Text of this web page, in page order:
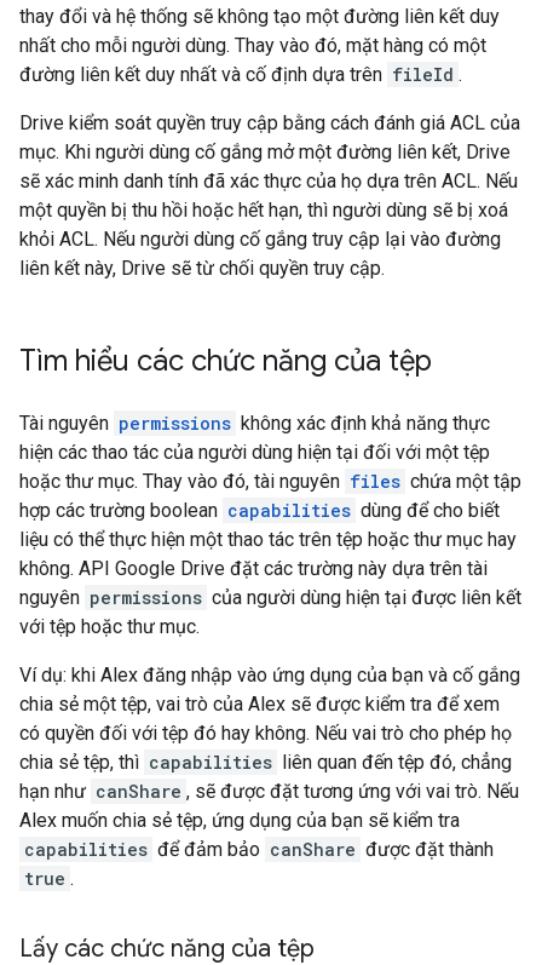
thay đổi và hệ thống sẽ không tạo một đường liên kết duy
nhất cho mỗi người dùng. Thay vào đó, mặt hàng có một
đường liên kết duy nhất và cố định dựa trên fileId .
Drive kiểm soát quyền truy cập bằng cách đánh giá ACL của
mục. Khi người dùng cố gắng mở một đường liên kết, Drive
sẽ xác minh danh tính đã xác thực của họ dựa trên ACL. Nếu
một quyền bị thu hồi hoặc hết hạn, thì người dùng sẽ bị xoá
khỏi ACL. Nếu người dùng cố gắng truy cập lại vào đường
liên kết này, Drive sẽ từ chối quyền truy cập.
Tìm hiểu các chức năng của tệp
Tài nguyên permissions không xác định khả năng thực
hiện các thao tác của người dùng hiện tại đối với một tệp
hoặc thư mục. Thay vào đó, tài nguyên files chứa một tập
hợp các trường boolean capabilities dùng để cho biết
liệu có thể thực hiện một thao tác trên tệp hoặc thư mục hay
không. API Google Drive đặt các trường này dựa trên tài
nguyên permissions của người dùng hiện tại được liên kết
với tệp hoặc thư mục.
Ví dụ: khi Alex đăng nhập vào ứng dụng của bạn và cố gắng
chia sẻ một tệp, vai trò của Alex sẽ được kiểm tra để xem
có quyền đối với tệp đó hay không. Nếu vai trò cho phép họ
chia sẻ tệp, thì capabilities liên quan đến tệp đó, chẳng
hạn như canShare , sẽ được đặt tương ứng với vai trò. Nếu
Alex muốn chia sẻ tệp, ứng dụng của bạn sẽ kiểm tra
capabilities để đảm bảo canShare được đặt thành
true .
Lấy các chức năng của tệp